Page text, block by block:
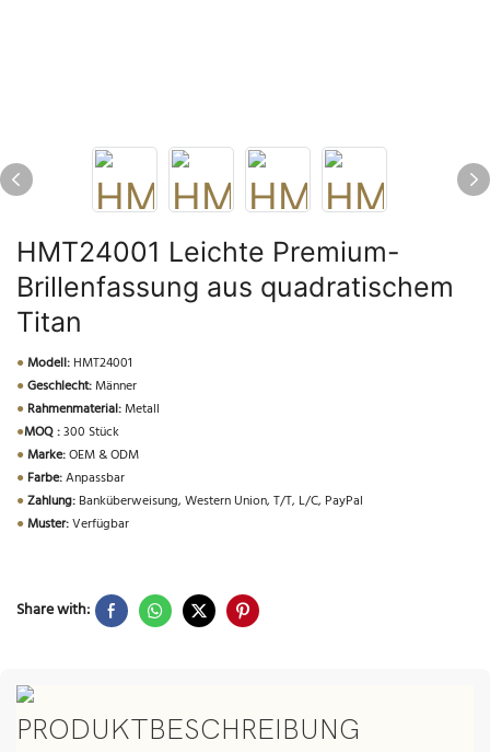
HMT24001 Leichte Premium-
Brillenfassung aus quadratischem
Titan
●Modell: HMT24001
●Geschlecht:Männer
● Rahmenmaterial:Metall
●MOQ :300 Stück
●Marke:OEM & ODM
● Farbe:Anpassbar
●Zahlung: Banküberweisung, Western Union, T/T, L/C, PayPal
●Muster:Verfügbar
Share with:
PRODUKTBESCHREIBUNG